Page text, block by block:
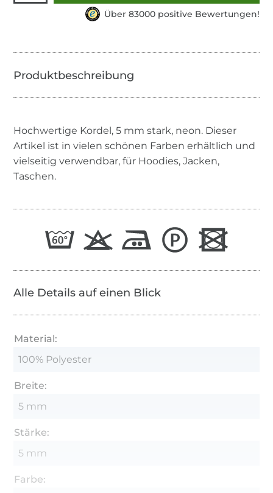
Über 83000 positive Bewertungen!
Hochwertige Kordel, 5 mm stark, neon. Dieser
Artikel ist in vielen schönen Farben erhältlich und
vielseitig verwendbar, für Hoodies, Jacken,
Taschen.
Alle Details auf einen Blick
Material:
100% Polyester
Breite:
5 mm
Stärke:
5 mm
Farbe: